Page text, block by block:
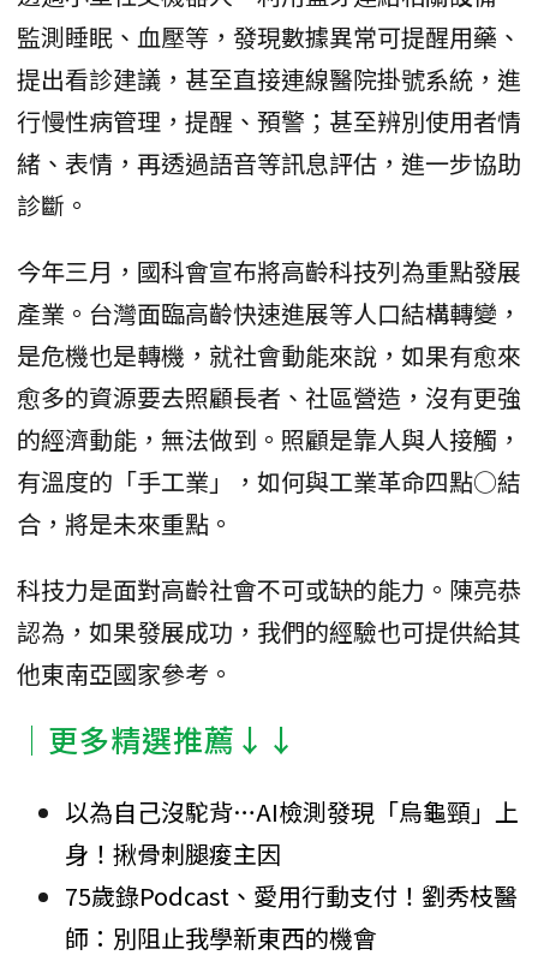
監測睡眠、血壓等，發現數據異常可提醒用藥、
提出看診建議，甚至直接連線醫院掛號系統，進
行慢性病管理，提醒、預警；甚至辨別使用者情
緒、表情，再透過語音等訊息評估，進一步協助
診斷。
今年三月，國科會宣布將高齡科技列為重點發展
產業。台灣面臨高齡快速進展等人口結構轉變，
是危機也是轉機，就社會動能來說，如果有愈來
愈多的資源要去照顧長者、社區營造，沒有更強
的經濟動能，無法做到。照顧是靠人與人接觸，
有溫度的「手工業」，如何與工業革命四點○結
合，將是未來重點。
科技力是面對高齡社會不可或缺的能力。陳亮恭
認為，如果發展成功，我們的經驗也可提供給其
他東南亞國家參考。
│更多精選推薦↓↓
以為自己沒駝背…AI檢測發現「烏龜頸」上
身！揪骨刺腿痠主因
75歲錄Podcast、愛用行動支付！劉秀枝醫
師：別阻止我學新東西的機會